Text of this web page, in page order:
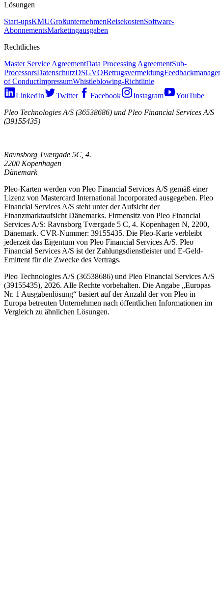
Lösungen
Start-upsKMUGroßunternehmenReisekostenSoftware-
AbonnementsMarketingausgaben
Rechtliches
Master Service AgreementData Processing AgreementSub-
ProcessorsDatenschutzDSGVOBetrugsvermeidung
of ConductImpressumWhistleblowing-Richtlinie
LinkedIn
Twitter Facebook Instagram
YouTube
Pleo Technologies A/S (36538686) und Pleo Financial Services A/S
(39155435)
Ravnsborg Tværgade 5C, 4.
2200 Kopenhagen
Dänemark
Pleo-Karten werden von Pleo Financial Services A/S gemäß einer
Lizenz von Mastercard International Incorporated ausgegeben. Pleo
Financial Services A/S steht unter der Aufsicht der
Finanzmarktaufsicht Dänemarks. Firmensitz von Pleo Financial
Services A/S: Ravnsborg Tværgade 5 C, 4. Kopenhagen N, 2200,
Dänemark. CVR-Nummer: 39155435. Die Pleo-Karte verbleibt
jederzeit das Eigentum von Pleo Financial Services A/S. Pleo
Financial Services A/S ist der Zahlungsdienstleister und E-Geld-
Emittent für die Zwecke des Vertrags.
Pleo Technologies A/S (36538686) und Pleo Financial Services A/S
(39155435), 2026. Alle Rechte vorbehalten. Die Angabe „Europas
Nr. 1 Ausgabenlösung“ basiert auf der Anzahl der von Pleo in
Europa betreuten Unternehmen nach öffentlichen Informationen im
Vergleich zu ähnlichen Lösungen.